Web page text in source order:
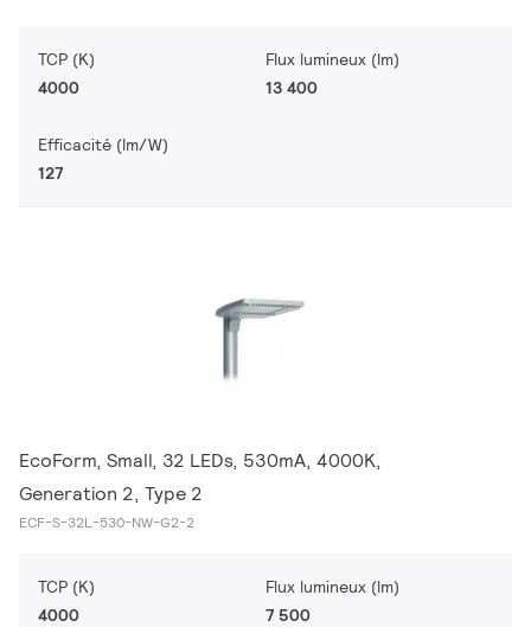
TCP (K)
4000
Flux lumineux (lm)
13 400
Efficacité (lm/W)
127
EcoForm, Small, 32 LEDs, 530mA, 4000K,
Generation 2, Type 2
ECF-S-32L-530-NW-G2-2
TCP (K)
4000
Flux lumineux (lm)
7 500